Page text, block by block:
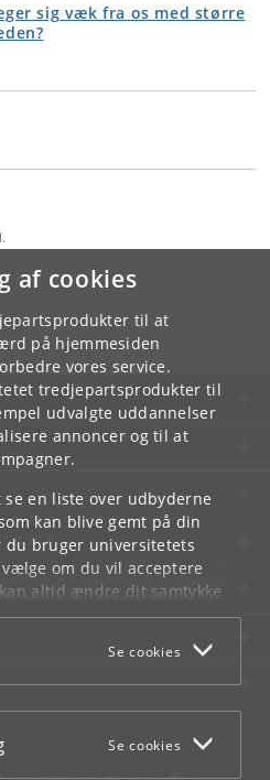
af cookies
til at
på hjemmesiden
vores service.
tredjepartsprodukter til
udvalgte uddannelser
annoncer og til at
se en liste over udbyderne
kan blive gemt på din
bruger universitetets
om du vil acceptere
altid ændre dit samtykke
som du finder i
Se cookies
Se cookies
sig væk fra os med større